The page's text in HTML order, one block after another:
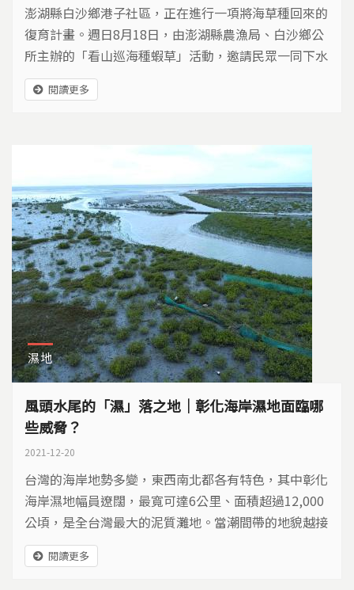
澎湖縣白沙鄉港子社區，正在進行一項將海草種回來的
復育計畫。週日8月18日，由澎湖縣農漁局、白沙鄉公
所主辦的「看山巡海種蝦草」活動，邀請民眾一同下水
復育海草。 水試所澎湖中心技士冼宜樂說明海草夾以
及種植海草的方法。 水試所澎湖中心技士冼宜樂說明
此次復育的海草有三種，分別是卵葉鹽草、單脈二藥
閱讀更多
濕地
風頭水尾的「濕」落之地｜彰化海岸濕地面臨哪
些威脅？
2021-12-20
台灣的海岸地勢多變，東西南北都各有特色，其中彰化
海岸濕地幅員遼闊，最寬可達6公里、面積超過12,000
公頃，是全台灣最大的泥質灘地。當潮間帶的地貌越接
近原始泥灘地的模樣時，生態也越精彩。但是這片廣袤
的泥灘地，多年來卻飽受工業開發、外來植物入侵等問
閱讀更多